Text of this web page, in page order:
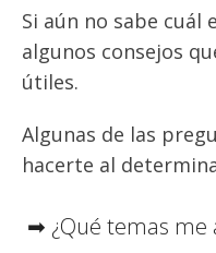
Si aún no sabe cuál
algunos consejos
útiles.
Algunas de las
hacerte al
➡ ¿Qué temas me